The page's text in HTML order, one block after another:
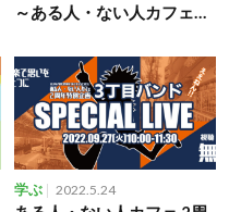
～ある人・ない人カフェ
学ぶ 2022.5.24